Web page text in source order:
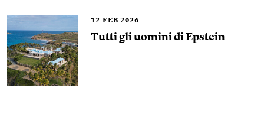
12 FEB 2026
Tutti gli uomini di Epstein